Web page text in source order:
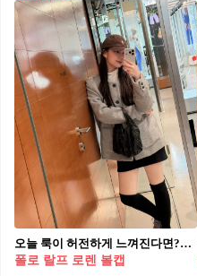
오늘 룩이 허전하게 느껴진다면?🧢 심플한데 존재감은 확실한 폴로 볼캡👍🏻🐎 찐 데일리템이야
폴로 랄프 로렌 볼캡